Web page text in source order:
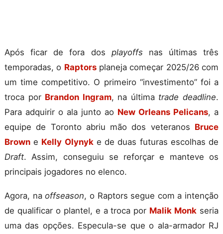
Após ficar de fora dos playoffs nas últimas três
temporadas, o Raptorsplaneja começar 2025/26 com
um time competitivo. O primeiro “investimento” foi a
troca por Brandon Ingram, na última trade deadline.
Para adquirir o ala junto ao New Orleans Pelicans, a
equipe de Toronto abriu mão dos veteranos Bruce
Brown e Kelly Olynyke de duas futuras escolhas de
Draft. Assim, conseguiu se reforçar e manteve os
principais jogadores no elenco.
Agora, naoffseason, o Raptors segue com a intenção
de qualificar o plantel, e a troca por Malik Monk seria
uma das opções. Especula-se que o ala-armador RJ